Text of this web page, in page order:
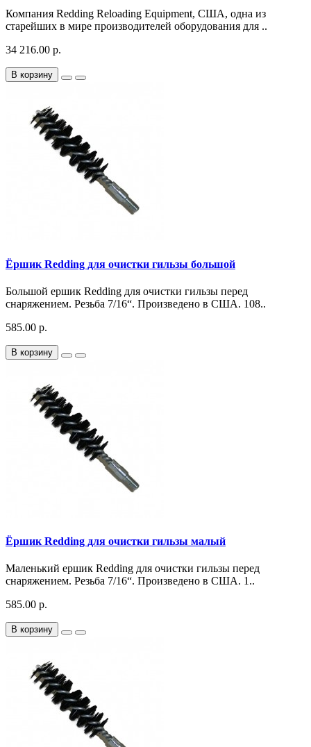
Компания Redding Reloading Equipment, США, одна из
старейших в мире производителей оборудования для ..
34 216.00 р.
В корзину
Ёршик Redding для очистки гильзы большой
Большой ершик Redding для очистки гильзы перед
снаряжением. Резьба 7/16“. Произведено в США. 108..
585.00 р.
В корзину
Ёршик Redding для очистки гильзы малый
Маленький ершик Redding для очистки гильзы перед
снаряжением. Резьба 7/16“. Произведено в США. 1..
585.00 р.
В корзину